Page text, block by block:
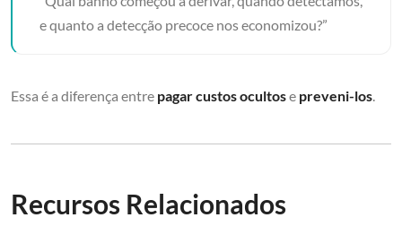
e quanto a detecção precoce nos economizou?”
Essa é a diferença entre pagar custos ocultose preveni-los.
Recursos Relacionados